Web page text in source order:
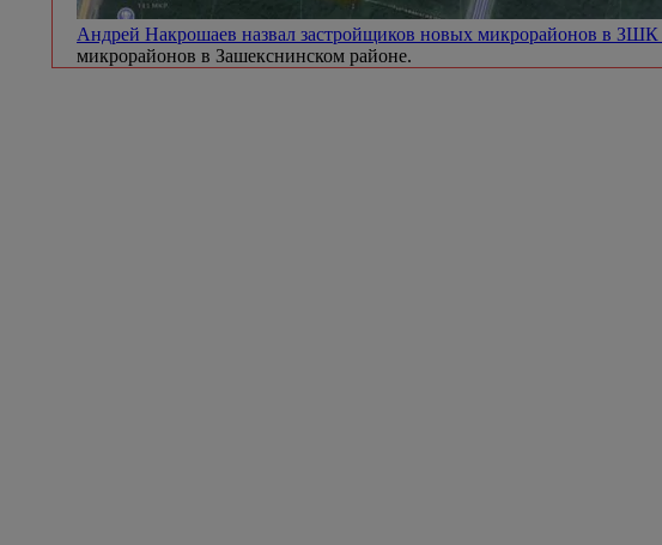
Андрей Накрошаев назвал застройщиков новых микрорайонов в ЗШК
микрорайонов в Зашекснинском районе.